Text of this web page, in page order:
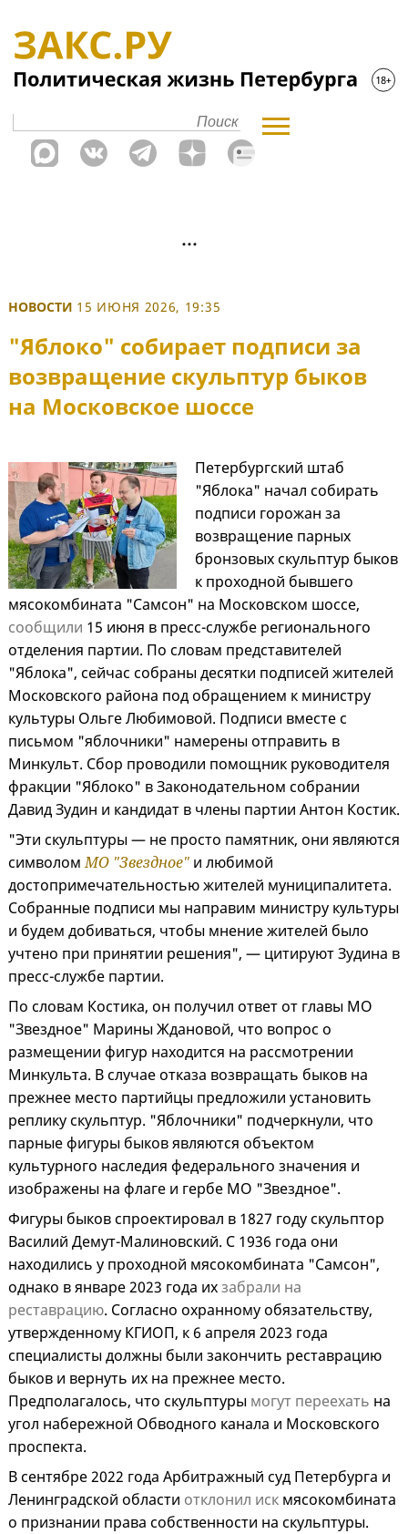
НОВОСТИ 15 ИЮНЯ 2026, 19:35
"Яблоко" собирает подписи за
возвращение скульптур быков
на Московское шоссе
Петербургский штаб
"Яблока" начал собирать
подписи горожан за
возвращение парных
бронзовых скульптур быков
к проходной бывшего
мясокомбината "Самсон" на Московском шоссе,
сообщили 15 июня в пресс-службе регионального
отделения партии. По словам представителей
"Яблока", сейчас собраны десятки подписей жителей
Московского района под обращением к министру
культуры Ольге Любимовой. Подписи вместе с
письмом "яблочники" намерены отправить в
Минкульт. Сбор проводили помощник руководителя
фракции "Яблоко" в Законодательном собрании
Давид Зудин и кандидат в члены партии Антон Костик.
"Эти скульптуры — не просто памятник, они являются
символомМО "Звездное" и любимой
достопримечательностью жителей муниципалитета.
Собранные подписи мы направим министру культуры
и будем добиваться, чтобы мнение жителей было
учтено при принятии решения", — цитируют Зудина в
пресс-службе партии.
По словам Костика, он получил ответ от главы МО
"Звездное" Марины Ждановой, что вопрос о
размещении фигур находится на рассмотрении
Минкульта. В случае отказа возвращать быков на
прежнее место партийцы предложили установить
реплику скульптур. "Яблочники" подчеркнули, что
парные фигуры быков являются объектом
культурного наследия федерального значения и
изображены на флаге и гербе МО "Звездное".
Фигуры быков спроектировал в 1827 году скульптор
Василий Демут-Малиновский. С 1936 года они
находились у проходной мясокомбината "Самсон",
однако в январе 2023 года ихзабрали на
реставрацию. Согласно охранному обязательству,
утвержденному КГИОП, к 6 апреля 2023 года
специалисты должны были закончить реставрацию
быков и вернуть их на прежнее место.
Предполагалось, что скульптуры могут переехать на
угол набережной Обводного канала и Московского
проспекта.
В сентябре 2022 года Арбитражный суд Петербурга и
Ленинградской области отклонил иск мясокомбината
о признании права собственности на скульптуры.